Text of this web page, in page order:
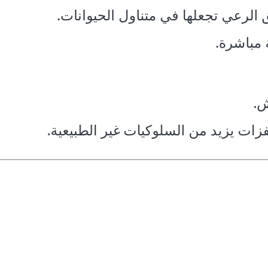
الرعي تجعلها في متناول الحيوانات.
مباشرة.
يزيد من السلوكيات غير الطبيعية.